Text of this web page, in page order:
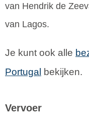
van Hendrik de
van Lagos.
Je kunt ook alle
Portugal
bekijken.
Vervoer